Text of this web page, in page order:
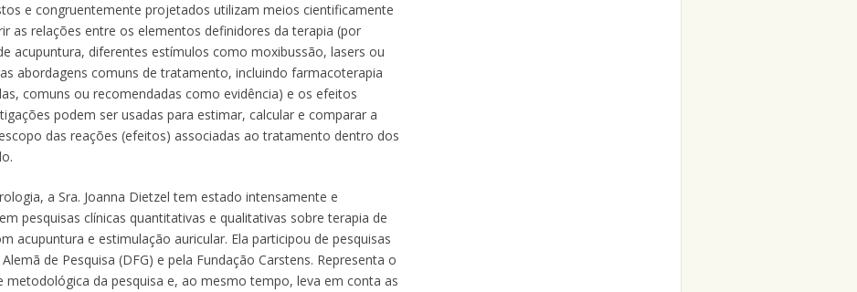
e congruentemente projetados utilizam meios cientificamente
as relações entre os elementos definidores da terapia (por
acupuntura, diferentes estímulos como moxibussão, lasers ou
abordagens comuns de tratamento, incluindo farmacoterapia
comuns ou recomendadas como evidência) e os efeitos
podem ser usadas para estimar, calcular e comparar a
das reações (efeitos) associadas ao tratamento dentro dos
a Sra. Joanna Dietzel tem estado intensamente e
pesquisas clínicas quantitativas e qualitativas sobre terapia de
acupuntura e estimulação auricular. Ela participou de pesquisas
de Pesquisa (DFG) e pela Fundação Carstens. Representa o
metodológica da pesquisa e, ao mesmo tempo, leva em conta as